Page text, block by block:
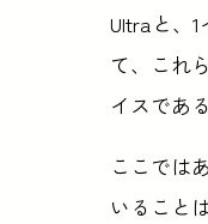
Ultraと、
て、これ
イスであ
ここでは
いること